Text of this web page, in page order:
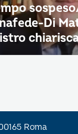
Di
Roma